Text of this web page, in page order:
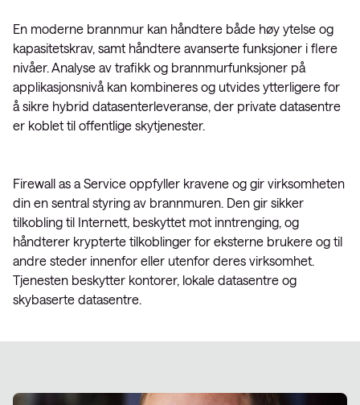
En moderne brannmur kan håndtere både høy ytelse og
kapasitetskrav, samt håndtere avanserte funksjoner i flere
nivåer. Analyse av trafikk og brannmurfunksjoner på
applikasjonsnivå kan kombineres og utvides ytterligere for
å sikre hybrid datasenterleveranse, der private datasentre
er koblet til offentlige skytjenester.
Firewall as a Service oppfyller kravene og gir virksomheten
din en sentral styring av brannmuren. Den gir sikker
tilkobling til Internett, beskyttet mot inntrenging, og
håndterer krypterte tilkoblinger for eksterne brukere og til
andre steder innenfor eller utenfor deres virksomhet.
Tjenesten beskytter kontorer, lokale datasentre og
skybaserte datasentre.